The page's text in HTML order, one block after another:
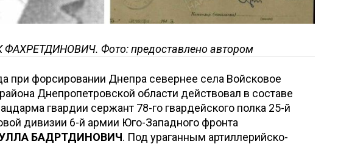
Фото: предоставлено автором
при форсировании Днепра севернее села Войсковое
Днепропетровской области действовал в составе
гвардии сержант 78-го гвардейского полка 25-й
дивизии 6-й армии Юго-Западного фронта
БАДРТДИНОВИЧ. Под ураганным артиллерийско-